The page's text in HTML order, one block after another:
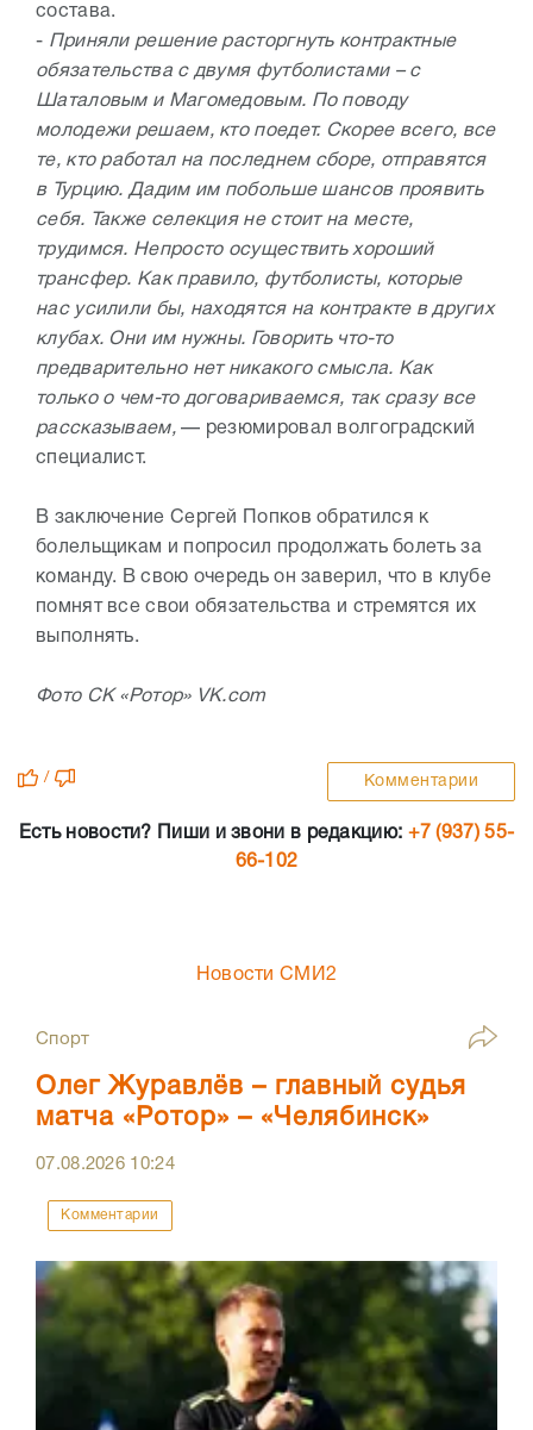
состава.
- Приняли решение расторгнуть контрактные
обязательства с двумя футболистами – с
Шаталовым и Магомедовым. По поводу
молодежи решаем, кто поедет. Скорее всего, все
те, кто работал на последнем сборе, отправятся
в Турцию. Дадим им побольше шансов проявить
себя. Также селекция не стоит на месте,
трудимся. Непросто осуществить хороший
трансфер. Как правило, футболисты, которые
нас усилили бы, находятся на контракте в других
клубах. Они им нужны. Говорить что-то
предварительно нет никакого смысла. Как
только о чем-то договариваемся, так сразу все
рассказываем,— резюмировал волгоградский
специалист.
В заключение Сергей Попков обратился к
болельщикам и попросил продолжать болеть за
команду. В свою очередь он заверил, что в клубе
помнят все свои обязательства и стремятся их
выполнять.
Фото СК «Ротор» VK.com
/ Комментарии
Есть новости? Пиши и звони в редакцию: +7 (937) 55-
66-102
Новости СМИ2
Спорт
Олег Журавлёв – главный судья
матча «Ротор» – «Челябинск»
07.08.2026 10:24
Комментарии